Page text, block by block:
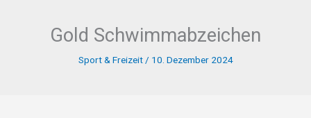
Gold Schwimmabzeichen
Sport & Freizeit/ 10. Dezember 2024